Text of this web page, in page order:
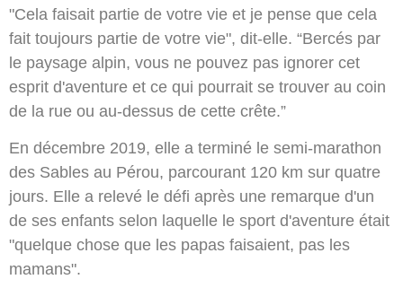
"Cela faisait partie de votre vie et je pense que cela
fait toujours partie de votre vie", dit-elle. “Bercés par
le paysage alpin, vous ne pouvez pas ignorer cet
esprit d'aventure et ce qui pourrait se trouver au coin
de la rue ou au-dessus de cette crête.”
En décembre 2019, elle a terminé le semi-marathon
des Sables au Pérou, parcourant 120 km sur quatre
jours. Elle a relevé le défi après une remarque d'un
de ses enfants selon laquelle le sport d'aventure était
"quelque chose que les papas faisaient, pas les
mamans".